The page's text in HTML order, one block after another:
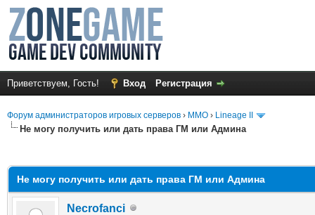
Приветствуем, Гость! Вход Регистрация
Форум администраторов игровых серверов › MMO › Lineage II
Не могу получить или дать права ГМ или Админа
Не могу получить или дать права ГМ или Админа
Necrofanci